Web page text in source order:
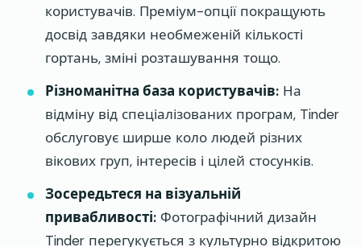
користувачів. Преміум-опції покращують
досвід завдяки необмеженій кількості
гортань, зміні розташування тощо.
Різноманітна база користувачів: На
відміну від спеціалізованих програм, Tinder
обслуговує ширше коло людей різних
вікових груп, інтересів і цілей стосунків.
Зосередьтеся на візуальній
привабливості: Фотографічний дизайн
Tinder перегукується з культурно відкритою